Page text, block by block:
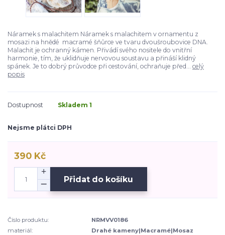
Náramek s malachitem Náramek s malachitem v ornamentu z
mosazi na hnědé macramé šňůrce ve tvaru dvoušroubovice DNA.
Malachit je ochranný kámen. Přivádí svého nositele do vnitřní
harmonie, tím, že uklidňuje nervovou soustavu a přináší klidný
spánek. Je to dobrý průvodce při cestování, ochraňuje před... celý
popis
Dostupnost Skladem 1
Nejsme plátci DPH
390 Kč
Přidat do košíku
Číslo produktu:
NRMVV0186
materiál:
Drahé kameny|Macramé|Mosaz